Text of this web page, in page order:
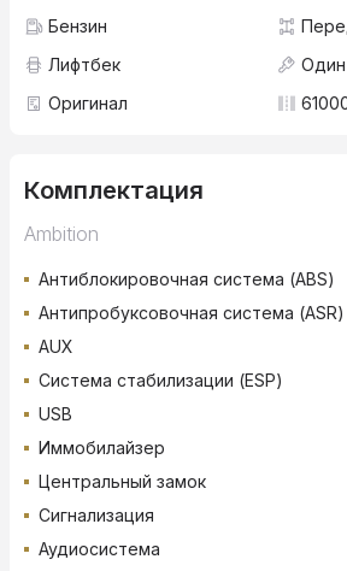
Бензин
Лифтбек
Оригинал
Комплектация
Ambition
Антиблокировочная система (ABS)
Антипробуксовочная система (ASR)
AUX
Система стабилизации (ESP)
USB
Иммобилайзер
Центральный замок
Сигнализация
Аудиосистема